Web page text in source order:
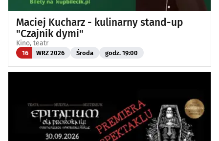
Maciej Kucharz - kulinarny stand-up
"Czajnik dymi"
Kino, teatr
16 WRZ 2026 Środa godz. 19:00